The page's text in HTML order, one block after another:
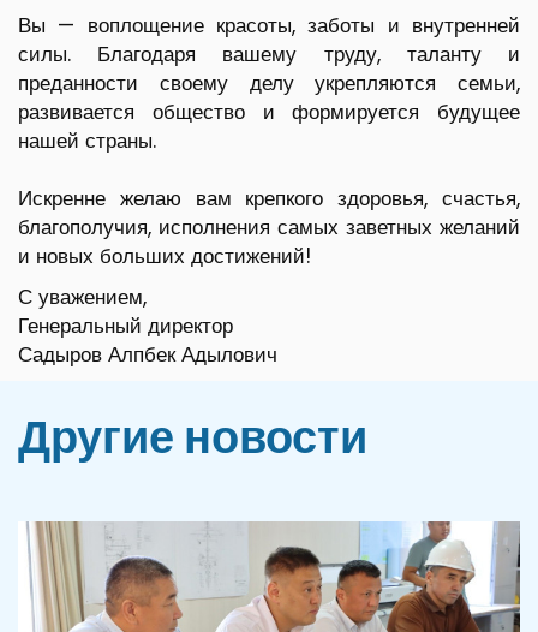
Вы — воплощение красоты, заботы и внутренней
силы. Благодаря вашему труду, таланту и
преданности своему делу укрепляются семьи,
развивается общество и формируется будущее
нашей страны.
Искренне желаю вам крепкого здоровья, счастья,
благополучия, исполнения самых заветных желаний
и новых больших достижений!
С уважением,
Генеральный директор
Садыров Алпбек Адылович
Другие новости